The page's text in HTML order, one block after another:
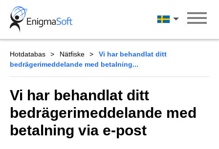
Skip
content
Svenska
Hotdatabas Nätfiske
Vi har behandlat ditt
bedrägerimeddelande med betalning...
Vi har behandlat ditt
bedrägerimeddelande med
betalning via e-post